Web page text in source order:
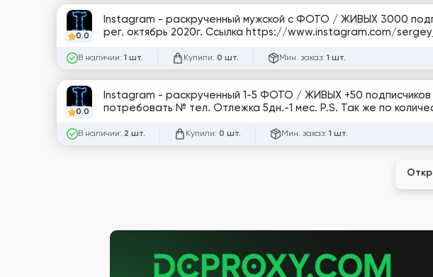
0.0
Instagram - раскрученный мужской с ФОТО / ЖИВЫХ 3000
рег. октябрь 2020г. Ссылка https://www.instagram.com/
В наличии: 1 шт. Купили: 0 шт. Мин. заказ: 1 шт.
0.0
Instagram - раскрученный 1-5 ФОТО / ЖИВЫХ +50
потребовать № тел. Отлежка 5дн.-1 мес. P.S. Так же по
В наличии: 2 шт. Купили: 0 шт. Мин. заказ: 1 шт.